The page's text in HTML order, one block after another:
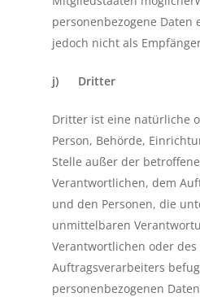
personenbezogene Daten
jedoch nicht als
j) Dritter
Dritter ist eine natürliche
Person, Behörde,
Stelle außer der
Verantwortlichen, dem
und den Personen, die
unmittelbaren
Verantwortlichen oder des
Auftragsverarbeiters
personenbezogenen